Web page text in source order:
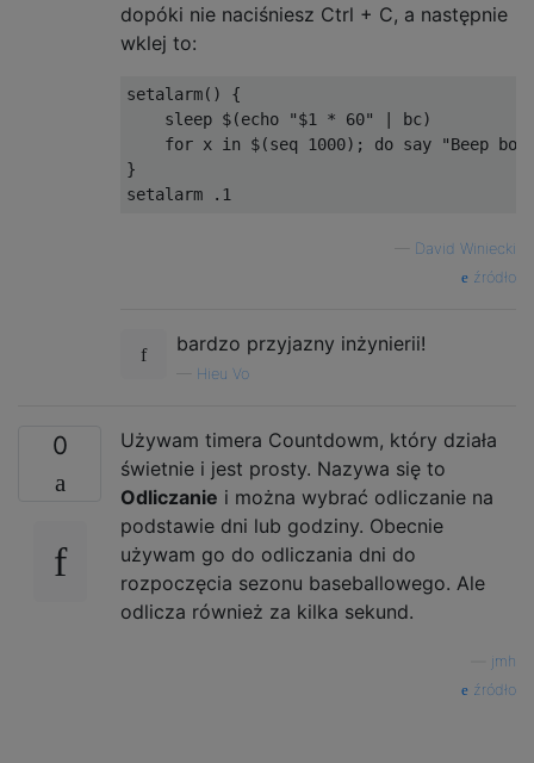
dopóki nie naciśniesz Ctrl + C, a następnie
wklej to:
setalarm() {
    sleep $(echo "$1 * 60" | bc)
for x in $(seq 1000); do say "Beep
}
David Winiecki
źródło
bardzo przyjazny inżynierii!
Hieu Vo
0
Używam timera Countdowm, który działa
świetnie i jest prosty. Nazywa się to
Odliczanie i można wybrać odliczanie na
podstawie dni lub godziny. Obecnie
używam go do odliczania dni do
rozpoczęcia sezonu baseballowego. Ale
odlicza również za kilka sekund.
jmh
źródło